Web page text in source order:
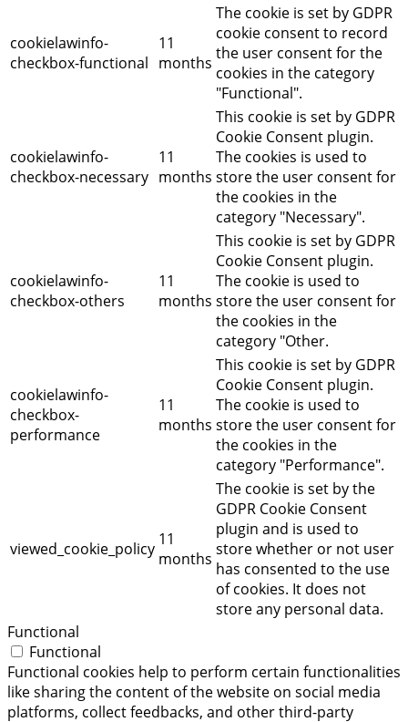
cookielawinfo-
checkbox-functional
11
months
The cookie is set by GDPR
cookie consent to record
the user consent for the
cookies in the category
"Functional".
cookielawinfo-
checkbox-necessary
11
months
This cookie is set by GDPR
Cookie Consent plugin.
The cookies is used to
store the user consent for
the cookies in the
category "Necessary".
cookielawinfo-
checkbox-others
11
months
This cookie is set by GDPR
Cookie Consent plugin.
The cookie is used to
store the user consent for
the cookies in the
category "Other.
cookielawinfo-
checkbox-
performance
11
months
This cookie is set by GDPR
Cookie Consent plugin.
The cookie is used to
store the user consent for
the cookies in the
category "Performance".
viewed_cookie_policy 11
months
The cookie is set by the
GDPR Cookie Consent
plugin and is used to
store whether or not user
has consented to the use
of cookies. It does not
store any personal data.
Functional
Functional
Functional cookies help to perform certain functionalities
like sharing the content of the website on social media
platforms, collect feedbacks, and other third-party